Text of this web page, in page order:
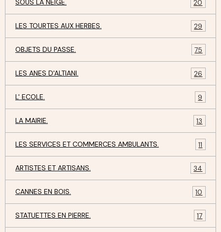
SOUS LA NEIGE. 20
LES TOURTES AUX HERBES. 29
OBJETS DU PASSE. 75
LES ANES D'ALTIANI. 26
L' ECOLE. 9
LA MAIRIE. 13
LES SERVICES ET COMMERCES AMBULANTS. 11
ARTISTES ET ARTISANS. 34
CANNES EN BOIS. 10
STATUETTES EN PIERRE. 17